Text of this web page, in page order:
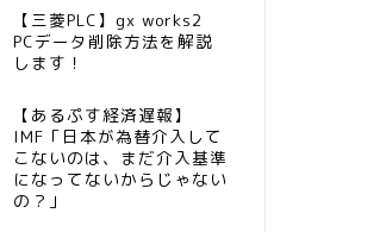
【三菱PLC】gx works2
PCデータ削除方法を解説
します！
【あるぷす経済遅報】
IMF「日本が為替介入して
こないのは、まだ介入基準
になってないからじゃない
の？」